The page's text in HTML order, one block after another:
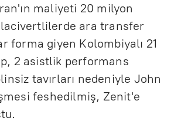
maliyeti 20 milyon
lacivertlilerde ara transfer
forma giyen Kolombiyalı 21
2 asistlik performans
tavırları nedeniyle John
feshedilmiş, Zenit'e